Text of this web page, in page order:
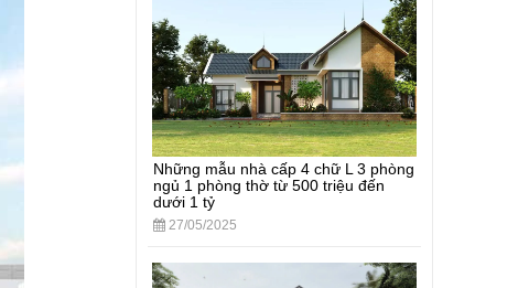
Những mẫu nhà cấp 4 chữ L 3 phòng
ngủ 1 phòng thờ từ 500 triệu đến
dưới 1 tỷ
27/05/2025